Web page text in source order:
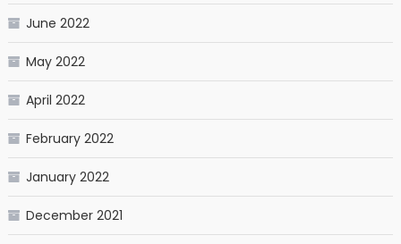
June 2022
May 2022
April 2022
February 2022
January 2022
December 2021